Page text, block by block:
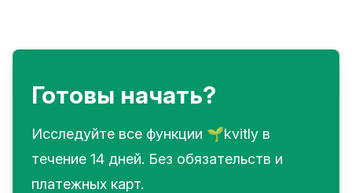
Готовы начать?
Исследуйте все функции 🌱kvitly в
течение 14 дней. Без обязательств и
платежных карт.